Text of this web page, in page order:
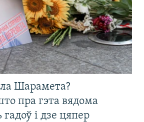
Шарамета?
пра гэта вядома
гадоў і дзе цяпер